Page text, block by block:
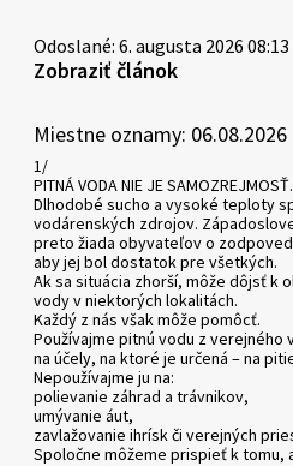
Odoslané: 6. augusta 2026 08:13
Zobraziť článok
Miestne oznamy: 06.08.2026
1/
PITNÁ VODA NIE JE SAMOZREJMOSŤ.
Dlhodobé sucho a vysoké teploty
vodárenských zdrojov.
preto žiada obyvateľov o
aby jej bol dostatok pre všetkých.
Ak sa situácia zhorší, môže dôjsť k
vody v niektorých lokalitách.
Každý z nás však môže pomôcť.
Používajme pitnú vodu z
na účely, na ktoré je určená – na
Nepoužívajme ju na:
polievanie záhrad a trávnikov,
umývanie áut,
zavlažovanie ihrísk či verejných
Spoločne môžeme prispieť k